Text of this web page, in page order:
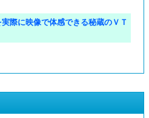
際に映像で体感できる秘蔵のＶＴ